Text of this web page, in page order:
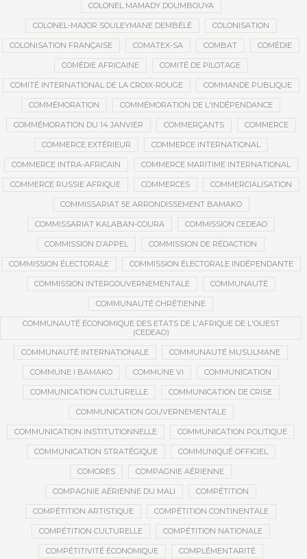
COLONEL MAMADY DOUMBOUYA
COLONEL-MAJOR SOULEYMANE DEMBÉLÉ COLONISATION
COLONISATION FRANÇAISE COMATEX-SA COMBAT COMÉDIE
COMÉDIE AFRICAINE COMITÉ DE PILOTAGE
COMITÉ INTERNATIONAL DE LA CROIX-ROUGE COMMANDE PUBLIQUE
COMMÉMORATION COMMÉMORATION DE L'INDÉPENDANCE
COMMÉMORATION DU 14 JANVIER COMMERÇANTS COMMERCE
COMMERCE EXTÉRIEUR COMMERCE INTERNATIONAL
COMMERCE INTRA-AFRICAIN COMMERCE MARITIME INTERNATIONAL
COMMERCE RUSSIE AFRIQUE COMMERCES COMMERCIALISATION
COMMISSARIAT 5E ARRONDISSEMENT BAMAKO
COMMISSARIAT KALABAN-COURA COMMISSION CEDEAO
COMMISSION D’APPEL COMMISSION DE RÉDACTION
COMMISSION ÉLECTORALE COMMISSION ÉLECTORALE INDÉPENDANTE
COMMISSION INTERGOUVERNEMENTALE COMMUNAUTÉ
COMMUNAUTÉ CHRÉTIENNE
COMMUNAUTÉ ÉCONOMIQUE DES ETATS DE L'AFRIQUE DE L'OUEST
(CEDEAO)
COMMUNAUTÉ INTERNATIONALE COMMUNAUTÉ MUSULMANE
COMMUNE I BAMAKO COMMUNE VI COMMUNICATION
COMMUNICATION CULTURELLE COMMUNICATION DE CRISE
COMMUNICATION GOUVERNEMENTALE
COMMUNICATION INSTITUTIONNELLE COMMUNICATION POLITIQUE
COMMUNICATION STRATÉGIQUE COMMUNIQUÉ OFFICIEL
COMORES COMPAGNIE AÉRIENNE
COMPAGNIE AÉRIENNE DU MALI COMPÉTITION
COMPÉTITION ARTISTIQUE COMPÉTITION CONTINENTALE
COMPÉTITION CULTURELLE COMPÉTITION NATIONALE
COMPÉTITIVITÉ ÉCONOMIQUE COMPLÉMENTARITÉ